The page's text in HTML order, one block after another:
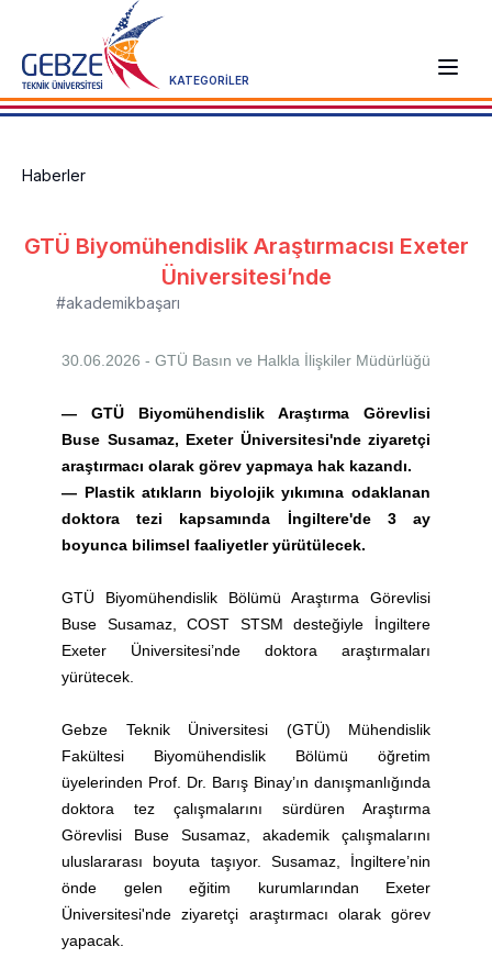
KATEGORİLER
Haberler
GTÜ Biyomühendislik Araştırmacısı Exeter
Üniversitesi’nde
#akademikbaşarı
30.06.2026 - GTÜ Basın ve Halkla İlişkiler Müdürlüğü
— GTÜ Biyomühendislik Araştırma Görevlisi
Buse Susamaz, Exeter Üniversitesi'nde ziyaretçi
araştırmacı olarak görev yapmaya hak kazandı.
— Plastik atıkların biyolojik yıkımına odaklanan
doktora tezi kapsamında İngiltere'de 3 ay
boyunca bilimsel faaliyetler yürütülecek.
GTÜ Biyomühendislik Bölümü Araştırma Görevlisi
Buse Susamaz, COST STSM desteğiyle İngiltere
Exeter Üniversitesi’nde doktora araştırmaları
yürütecek.
Gebze Teknik Üniversitesi (GTÜ) Mühendislik
Fakültesi Biyomühendislik Bölümü öğretim
üyelerinden Prof. Dr. Barış Binay’ın danışmanlığında
doktora tez çalışmalarını sürdüren Araştırma
Görevlisi Buse Susamaz, akademik çalışmalarını
uluslararası boyuta taşıyor. Susamaz, İngiltere’nin
önde gelen eğitim kurumlarından Exeter
Üniversitesi'nde ziyaretçi araştırmacı olarak görev
yapacak.